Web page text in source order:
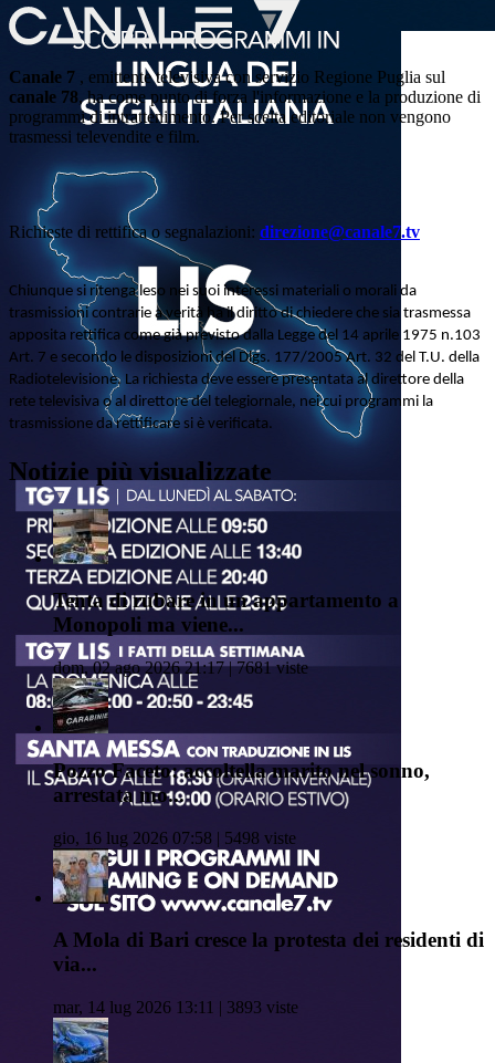
Canale 7 , emittente televisiva con servizio Regione Puglia sul
canale 78, ha come punto di forza l'informazione e la produzione di
programmi di intrattenimento. Per scelta editoriale non vengono
trasmessi televendite e film.
Richieste di rettifica o segnalazioni: direzione@canale7.tv
Chiunque si ritenga leso nei suoi interessi materiali o morali da
trasmissioni contrarie a verità ha il diritto di chiedere che sia trasmessa
apposita rettifica come già previsto dalla Legge del 14 aprile 1975 n.103
Art. 7 e secondo le disposizioni del Dlgs. 177/2005 Art. 32 del T.U. della
Radiotelevisione. La richiesta deve essere presentata al direttore della
rete televisiva o al direttore del telegiornale, nei cui programmi la
trasmissione da rettificare si è verificata.
Notizie più visualizzate
Tenta di rubare in un appartamento a
Monopoli ma viene...
dom, 02 ago 2026 21:17 | 7681 viste
Pozzo Faceto: accoltella marito nel sonno,
arrestata mo...
gio, 16 lug 2026 07:58 | 5498 viste
A Mola di Bari cresce la protesta dei residenti di
via...
mar, 14 lug 2026 13:11 | 3893 viste